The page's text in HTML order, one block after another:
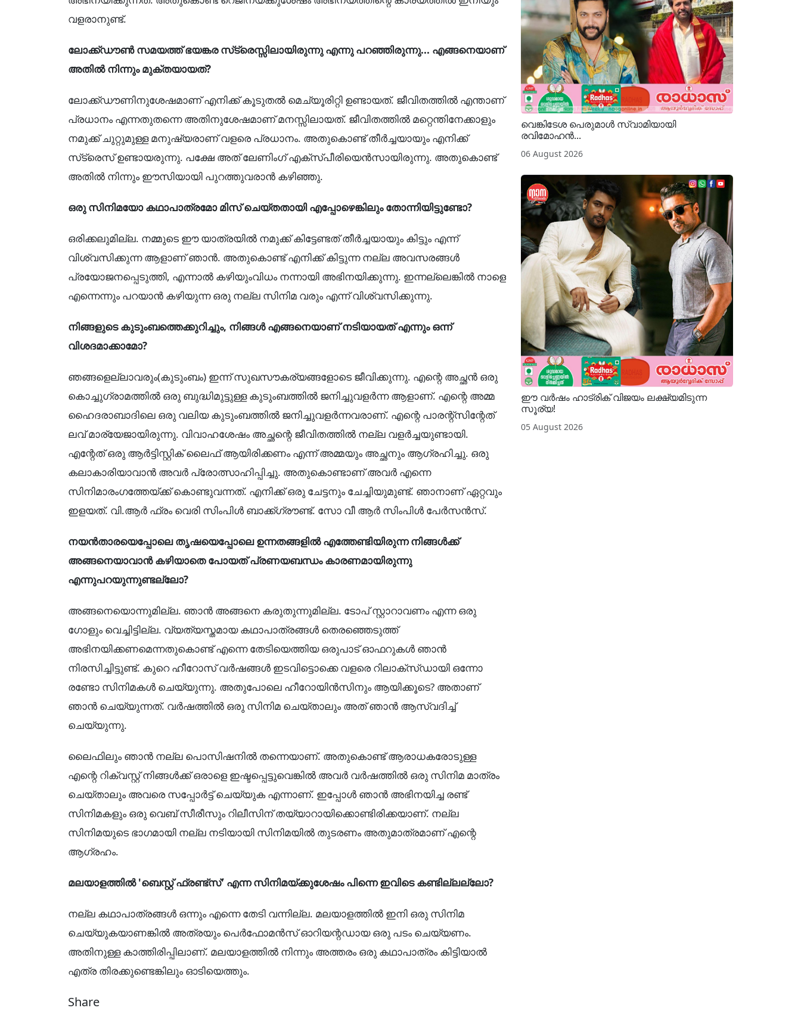
വളരാനുണ്ട്.
ലോക്ക്ഡൗൺ സമയത്ത് ഭയങ്കര സ്‌ട്രെസ്സിലായിരുന്നു എന്നു പറഞ്ഞിരുന്നു... എങ്ങനെയാണ്
അതിൽ നിന്നും മുക്തയായത്?
ലോക്ക്ഡൗണിനുശേഷമാണ് എനിക്ക് കൂടുതൽ മെച്യൂരിറ്റി ഉണ്ടായത്. ജീവിതത്തിൽ എന്താണ്
പ്രധാനം എന്നതുതന്നെ അതിനുശേഷമാണ് മനസ്സിലായത്. ജീവിതത്തിൽ മറ്റെന്തിനേക്കാളും
നമുക്ക് ചുറ്റുമുള്ള മനുഷ്യരാണ് വളരെ പ്രധാനം. അതുകൊണ്ട് തീർച്ചയായും എനിക്ക്
സ്‌ട്രെസ് ഉണ്ടായരുന്നു. പക്ഷേ അത് ലേണിംഗ് എക്‌സ്പീരിയെൻസായിരുന്നു. അതുകൊണ്ട്
അതിൽ നിന്നും ഈസിയായി പുറത്തുവരാൻ കഴിഞ്ഞു.
ഒരു സിനിമയോ കഥാപാത്രമോ മിസ് ചെയ്തതായി എപ്പോഴെങ്കിലും തോന്നിയിട്ടുണ്ടോ?
ഒരിക്കലുമില്ല. നമ്മുടെ ഈ യാത്രയിൽ നമുക്ക് കിട്ടേണ്ടത് തീർച്ചയായും കിട്ടും എന്ന്
വിശ്വസിക്കുന്ന ആളാണ് ഞാൻ. അതുകൊണ്ട് എനിക്ക് കിട്ടുന്ന നല്ല അവസരങ്ങൾ
പ്രയോജനപ്പെടുത്തി, എന്നാൽ കഴിയുംവിധം നന്നായി അഭിനയിക്കുന്നു. ഇന്നല്ലെങ്കിൽ നാളെ
എന്നെന്നും പറയാൻ കഴിയുന്ന ഒരു നല്ല സിനിമ വരും എന്ന് വിശ്വസിക്കുന്നു.
നിങ്ങളുടെ കുടുംബത്തെക്കുറിച്ചും, നിങ്ങൾ എങ്ങനെയാണ് നടിയായത് എന്നും ഒന്ന്
വിശദമാക്കാമോ?
ഞങ്ങളെല്ലാവരും(കുടുംബം) ഇന്ന് സുഖസൗകര്യങ്ങളോടെ ജീവിക്കുന്നു. എന്റെ അച്ഛൻ ഒരു
കൊച്ചുഗ്രാമത്തിൽ ഒരു ബുദ്ധിമുട്ടുള്ള കുടുംബത്തിൽ ജനിച്ചുവളർന്ന ആളാണ്. എന്റെ അമ്മ
ഹൈദരാബാദിലെ ഒരു വലിയ കുടുംബത്തിൽ ജനിച്ചുവളർന്നവരാണ്. എന്റെ പാരന്റ്‌സിന്റേത്
ലവ് മാര്യേജായിരുന്നു. വിവാഹശേഷം അച്ഛന്റെ ജീവിതത്തിൽ നല്ല വളർച്ചയുണ്ടായി.
എന്റേത് ഒരു ആർട്ടിസ്റ്റിക് ലൈഫ് ആയിരിക്കണം എന്ന് അമ്മയും അച്ഛനും ആഗ്രഹിച്ചു. ഒരു
കലാകാരിയാവാൻ അവർ പ്രോത്സാഹിപ്പിച്ചു. അതുകൊണ്ടാണ് അവർ എന്നെ
സിനിമാരംഗത്തേയ്ക്ക് കൊണ്ടുവന്നത്. എനിക്ക് ഒരു ചേട്ടനും ചേച്ചിയുമുണ്ട്. ഞാനാണ് ഏറ്റവും
ഇളയത്. വി.ആർ ഫ്രം വെരി സിംപിൾ ബാക്ക്ഗ്രൗണ്ട്. സോ വീ ആർ സിംപിൾ പേർസൻസ്.
നയൻതാരയെപ്പോലെ തൃഷയെപ്പോലെ ഉന്നതങ്ങളിൽ എത്തേണ്ടിയിരുന്ന നിങ്ങൾക്ക്
അങ്ങനെയാവാൻ കഴിയാതെ പോയത് പ്രണയബന്ധം കാരണമായിരുന്നു
എന്നുപറയുന്നുണ്ടല്ലോ?
അങ്ങനെയൊന്നുമില്ല. ഞാൻ അങ്ങനെ കരുതുന്നുമില്ല. ടോപ് സ്റ്റാറാവണം എന്ന ഒരു
ഗോളും വെച്ചിട്ടില്ല. വ്യത്യസ്തമായ കഥാപാത്രങ്ങൾ തെരഞ്ഞെടുത്ത്
അഭിനയിക്കണമെന്നതുകൊണ്ട് എന്നെ തേടിയെത്തിയ ഒരുപാട് ഓഫറുകൾ ഞാൻ
നിരസിച്ചിട്ടുണ്ട്. കുറെ ഹീറോസ് വർഷങ്ങൾ ഇടവിട്ടൊക്കെ വളരെ റിലാക്‌സ്ഡായി ഒന്നോ
രണ്ടോ സിനിമകൾ ചെയ്യുന്നു. അതുപോലെ ഹീറോയിൻസിനും ആയിക്കൂടെ? അതാണ്
ഞാൻ ചെയ്യുന്നത്. വർഷത്തിൽ ഒരു സിനിമ ചെയ്താലും അത് ഞാൻ ആസ്വദിച്ച്
ചെയ്യുന്നു.
ലൈഫിലും ഞാൻ നല്ല പൊസിഷനിൽ തന്നെയാണ്. അതുകൊണ്ട് ആരാധകരോടുള്ള
എന്റെ റിക്വസ്റ്റ് നിങ്ങൾക്ക് ഒരാളെ ഇഷ്ടപ്പെട്ടുവെങ്കിൽ അവർ വർഷത്തിൽ ഒരു സിനിമ മാത്രം
ചെയ്താലും അവരെ സപ്പോർട്ട് ചെയ്യുക എന്നാണ്. ഇപ്പോൾ ഞാൻ അഭിനയിച്ച രണ്ട്
സിനിമകളും ഒരു വെബ് സീരീസും റിലീസിന് തയ്യാറായിക്കൊണ്ടിരിക്കയാണ്. നല്ല
സിനിമയുടെ ഭാഗമായി നല്ല നടിയായി സിനിമയിൽ തുടരണം അതുമാത്രമാണ് എന്റെ
ആഗ്രഹം.
മലയാളത്തിൽ 'ബെസ്റ്റ് ഫ്രണ്ട്‌സ്' എന്ന സിനിമയ്ക്കുശേഷം പിന്നെ ഇവിടെ കണ്ടില്ലല്ലോ?
നല്ല കഥാപാത്രങ്ങൾ ഒന്നും എന്നെ തേടി വന്നില്ല. മലയാളത്തിൽ ഇനി ഒരു സിനിമ
ചെയ്യുകയാണങ്കിൽ അത്രയും പെർഫോമൻസ് ഓറിയന്റഡായ ഒരു പടം ചെയ്യണം.
അതിനുള്ള കാത്തിരിപ്പിലാണ്. മലയാളത്തിൽ നിന്നും അത്തരം ഒരു കഥാപാത്രം കിട്ടിയാൽ
എത്ര തിരക്കുണ്ടെങ്കിലും ഓടിയെത്തും.
Share
വെങ്കിടേശ പെരുമാൾ സ്വാമിയായി
രവിമോഹൻ...
06 August 2026
ഈ വർഷം ഹാട്രിക് വിജയം ലക്ഷ്യമിടുന്ന
സൂര്യ!
05 August 2026